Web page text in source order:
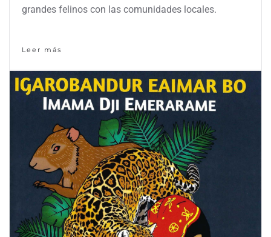
grandes felinos con las comunidades locales.
Leer más